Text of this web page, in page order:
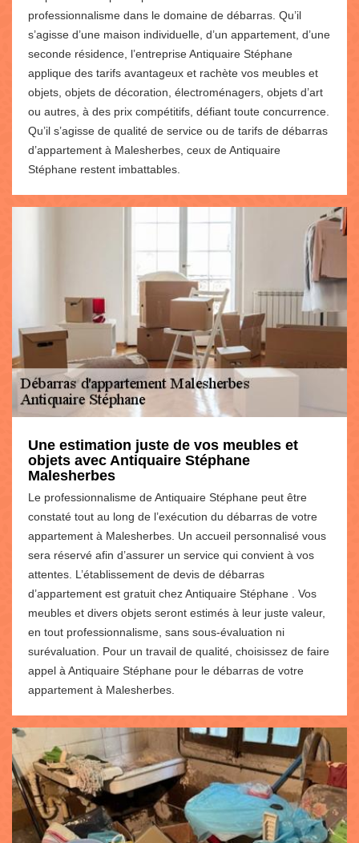
professionnalisme dans le domaine de débarras. Qu’il
s’agisse d’une maison individuelle, d’un appartement, d’une
seconde résidence, l’entreprise Antiquaire Stéphane
applique des tarifs avantageux et rachète vos meubles et
objets, objets de décoration, électroménagers, objets d’art
ou autres, à des prix compétitifs, défiant toute concurrence.
Qu’il s’agisse de qualité de service ou de tarifs de débarras
d’appartement à Malesherbes, ceux de Antiquaire
Stéphane restent imbattables.
Une estimation juste de vos meubles et
objets avec Antiquaire Stéphane
Malesherbes
Le professionnalisme de Antiquaire Stéphane peut être
constaté tout au long de l’exécution du débarras de votre
appartement à Malesherbes. Un accueil personnalisé vous
sera réservé afin d’assurer un service qui convient à vos
attentes. L’établissement de devis de débarras
d’appartement est gratuit chez Antiquaire Stéphane . Vos
meubles et divers objets seront estimés à leur juste valeur,
en tout professionnalisme, sans sous-évaluation ni
surévaluation. Pour un travail de qualité, choisissez de faire
appel à Antiquaire Stéphane pour le débarras de votre
appartement à Malesherbes.